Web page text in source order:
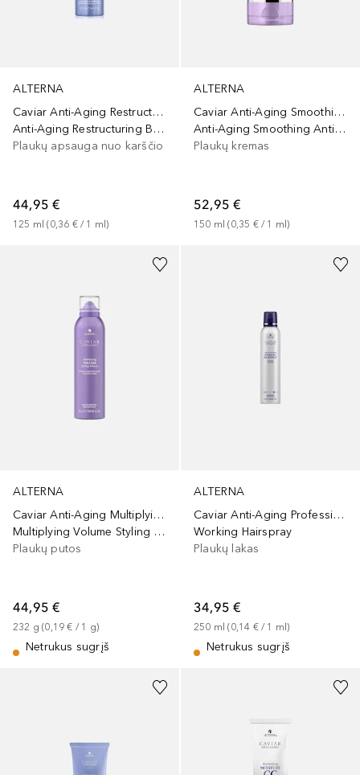
ALTERNA
Caviar Anti-Aging Restructuring Bond Repair
Anti-Aging Restructuring Bond Repair Leave-In Heat Protection Spray
Plaukų apsauga nuo karščio
44,95 €
125 ml (0,36 € / 1 ml)
ALTERNA
Caviar Anti-Aging Smoothing Anti-Frizz
Anti-Aging Smoothing Anti-Frizz Blowout Butter
Plaukų kremas
52,95 €
150 ml (0,35 € / 1 ml)
ALTERNA
Caviar Anti-Aging Multiplying Volume
Multiplying Volume Styling Mousse
Plaukų putos
44,95 €
232 g (0,19 € / 1 g)
Netrukus sugrįš
ALTERNA
Caviar Anti-Aging Professional Styling
Working Hairspray
Plaukų lakas
34,95 €
250 ml (0,14 € / 1 ml)
Netrukus sugrįš